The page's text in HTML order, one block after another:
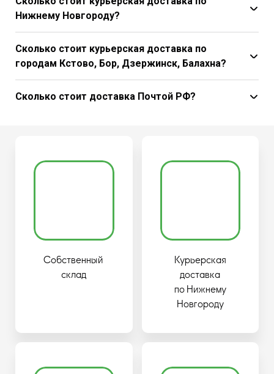
Нижнему Новгороду?
Сколько стоит курьерская доставка по
городам Кстово, Бор, Дзержинск, Балахна?
Сколько стоит доставка Почтой РФ?
Собственный
склад
Курьерская
доставка
по Нижнему
Новгороду